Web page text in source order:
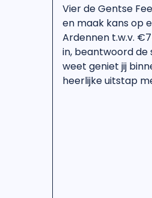
Vier de Gentse
en maak kans op
Ardennen t.w.v.
in, beantwoord de
weet geniet jij
heerlijke uitstap